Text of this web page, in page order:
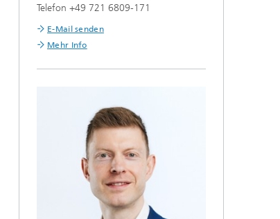
Telefon +49 721 6809-171
E-Mail senden
Mehr Info